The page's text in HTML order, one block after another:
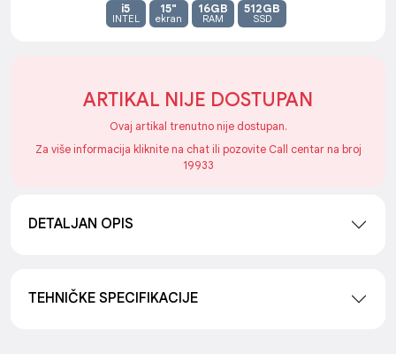
i5
INTEL
15"
ekran
16GB
RAM
512GB
SSD
ARTIKAL NIJE DOSTUPAN
Ovaj artikal trenutno nije dostupan.
Za više informacija kliknite na chat ili pozovite Call centar na broj
19933
DETALJAN OPIS
TEHNIČKE SPECIFIKACIJE